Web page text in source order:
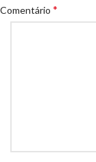
Comentário *